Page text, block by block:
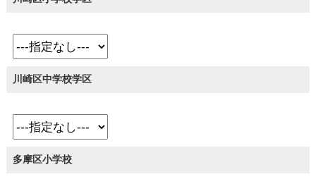
川崎区中学校学区
多摩区小学校